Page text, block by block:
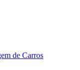
de Carros